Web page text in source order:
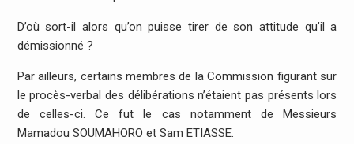
D’où sort-il alors qu’on puisse tirer de son attitude qu’il a
démissionné ?
Par ailleurs, certains membres de la Commission figurant sur
le procès-verbal des délibérations n’étaient pas présents lors
de celles-ci. Ce fut le cas notamment de Messieurs
Mamadou SOUMAHORO et Sam ETIASSE.